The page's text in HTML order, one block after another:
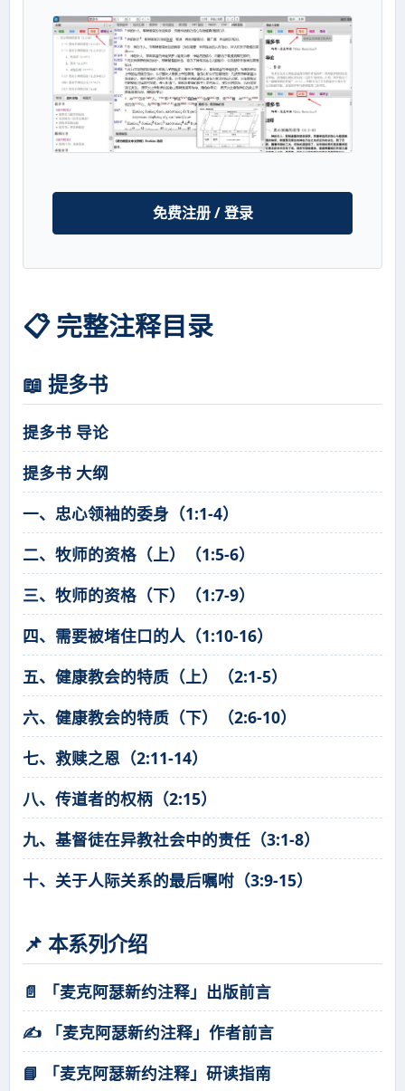
免费注册 / 登录
📋 完整注释目录
📖 提多书
提多书 导论
提多书 大纲
一、忠心领袖的委身（1:1-4）
二、牧师的资格（上）（1:5-6）
三、牧师的资格（下）（1:7-9）
四、需要被堵住口的人（1:10-16）
五、健康教会的特质（上）（2:1-5）
六、健康教会的特质（下）（2:6-10）
七、救赎之恩（2:11-14）
八、传道者的权柄（2:15）
九、基督徒在异教社会中的责任（3:1-8）
十、关于人际关系的最后嘱咐（3:9-15）
📌 本系列介绍
📄 「麦克阿瑟新约注释」出版前言
✍️ 「麦克阿瑟新约注释」作者前言
📘 「麦克阿瑟新约注释」研读指南